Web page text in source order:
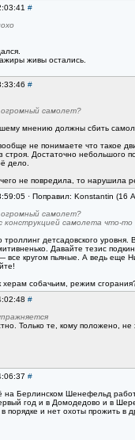
#
живы остались.
#
огромный самолет?
мнению должны сбить
не понимаете что такое
строя. Достаточно
дело.
не повредила, то нарушила
· Поправил: Konstantin (16
огромный самолет?
конструкцией самолета что-то
троллинг детсадовского
Давайте тезис
все кругом пьяные. А ведь еще
к херам собачьим, режим
#
Только те, кому положено, не
#
Берлинском Шенефельд
год и в Домодедово и в
порядке и нет охоты прожить в